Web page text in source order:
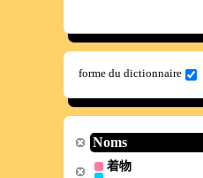
forme du dictionnaire
Noms
着物